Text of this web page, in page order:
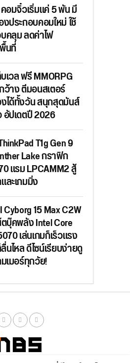
อมจิ๋วเริ่มแค่ 5 พัน มี
ประกอบคอมใหม่ ใช้
คลุม ลดค่าไฟ
นที่
เวล ฟรี MMORPG
ว้าง ตีมอนสเตอร์
ได้ทั้งวัน สนุกสุดมันส์
ปเดตปี 2026
T1g Gen 9
Lake กราฟิก
แรม LPCAMM2 สู้
ะเกมมิ่ง
15 Max C2W
บุ๊คพลัง Intel Core
เล่นเกมก็เร็วแรง
ไหล ดีไซน์เรียบง่ายดู
เมอร์ทุกวัย!